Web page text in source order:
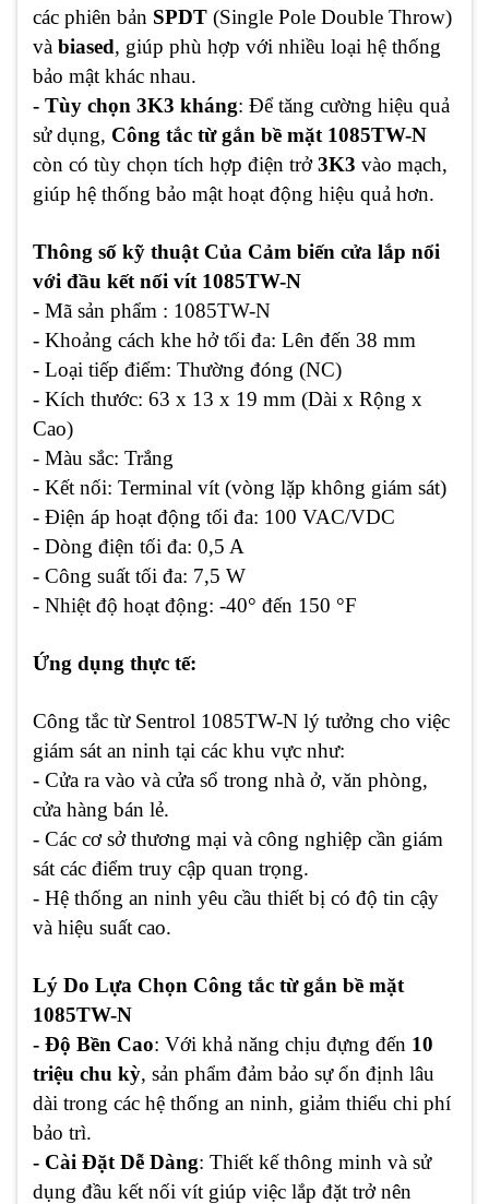
các phiên bản SPDT (Single Pole Double Throw)
và biased, giúp phù hợp với nhiều loại hệ thống
bảo mật khác nhau.
- Tùy chọn 3K3 kháng: Để tăng cường hiệu quả
sử dụng, Công tắc từ gắn bề mặt 1085TW-N
còn có tùy chọn tích hợp điện trở3K3 vào mạch,
giúp hệ thống bảo mật hoạt động hiệu quả hơn.
Thông số kỹ thuật Của Cảm biến cửa lắp nổi
với đầu kết nối vít 1085TW-N
- Mã sản phẩm : 1085TW-N
- Khoảng cách khe hở tối đa: Lên đến 38 mm
- Loại tiếp điểm: Thường đóng (NC)
- Kích thước: 63 x 13 x 19 mm (Dài x Rộng x
Cao)
- Màu sắc: Trắng
- Kết nối: Terminal vít (vòng lặp không giám sát)
- Điện áp hoạt động tối đa: 100 VAC/VDC
- Dòng điện tối đa: 0,5 A
- Công suất tối đa: 7,5 W
- Nhiệt độ hoạt động: -40° đến 150 °F
Ứng dụng thực tế:
Công tắc từ Sentrol 1085TW-N lý tưởng cho việc
giám sát an ninh tại các khu vực như:
- Cửa ra vào và cửa sổ trong nhà ở, văn phòng,
cửa hàng bán lẻ.
- Các cơ sở thương mại và công nghiệp cần giám
sát các điểm truy cập quan trọng.
- Hệ thống an ninh yêu cầu thiết bị có độ tin cậy
và hiệu suất cao.
Lý Do Lựa Chọn Công tắc từ gắn bề mặt
1085TW-N
- Độ Bền Cao: Với khả năng chịu đựng đến 10
triệu chu kỳ, sản phẩm đảm bảo sự ổn định lâu
dài trong các hệ thống an ninh, giảm thiểu chi phí
bảo trì.
- Cài Đặt Dễ Dàng: Thiết kế thông minh và sử
dụng đầu kết nối vít giúp việc lắp đặt trở nên